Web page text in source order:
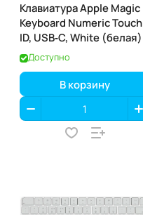
Клавиатура Apple Magic
Keyboard Numeric Touch
ID, USB‑C, White (белая)
(MXK73)
Доступно
В корзину